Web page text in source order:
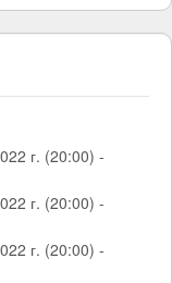
г. (20:00) -
г. (20:00) -
г. (20:00) -